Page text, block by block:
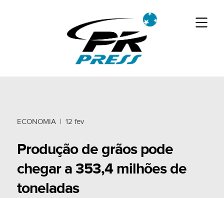
ECONOMIA| 12 fev
Produção de grãos pode
chegar a 353,4 milhões de
toneladas